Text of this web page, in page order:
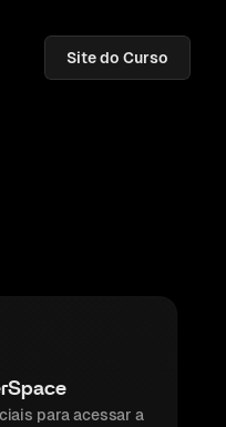
Site do Curso
para acessar a